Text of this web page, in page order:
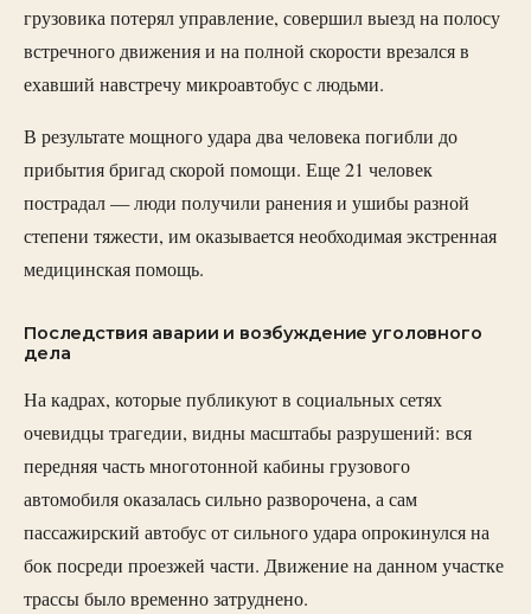
грузовика потерял управление, совершил выезд на полосу
встречного движения и на полной скорости врезался в
ехавший навстречу микроавтобус с людьми.
В результате мощного удара два человека погибли до
прибытия бригад скорой помощи. Еще 21 человек
пострадал — люди получили ранения и ушибы разной
степени тяжести, им оказывается необходимая экстренная
медицинская помощь.
Последствия аварии и возбуждение уголовного
дела
На кадрах, которые публикуют в социальных сетях
очевидцы трагедии, видны масштабы разрушений: вся
передняя часть многотонной кабины грузового
автомобиля оказалась сильно разворочена, а сам
пассажирский автобус от сильного удара опрокинулся на
бок посреди проезжей части. Движение на данном участке
трассы было временно затруднено.